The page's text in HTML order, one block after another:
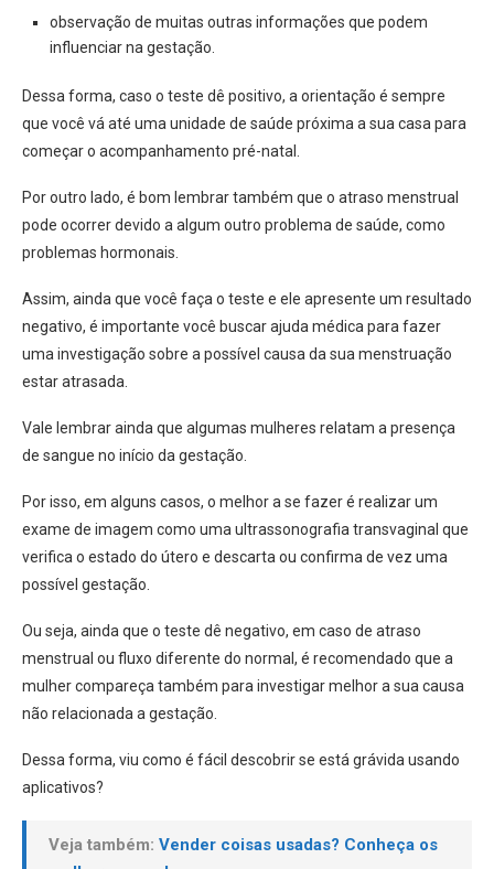
observação de muitas outras informações que podem
influenciar na gestação.
Dessa forma, caso o teste dê positivo, a orientação é sempre
que você vá até uma unidade de saúde próxima a sua casa para
começar o acompanhamento pré-natal.
Por outro lado, é bom lembrar também que o atraso menstrual
pode ocorrer devido a algum outro problema de saúde, como
problemas hormonais.
Assim, ainda que você faça o teste e ele apresente um resultado
negativo, é importante você buscar ajuda médica para fazer
uma investigação sobre a possível causa da sua menstruação
estar atrasada.
Vale lembrar ainda que algumas mulheres relatam a presença
de sangue no início da gestação.
Por isso, em alguns casos, o melhor a se fazer é realizar um
exame de imagem como uma ultrassonografia transvaginal que
verifica o estado do útero e descarta ou confirma de vez uma
possível gestação.
Ou seja, ainda que o teste dê negativo, em caso de atraso
menstrual ou fluxo diferente do normal, é recomendado que a
mulher compareça também para investigar melhor a sua causa
não relacionada a gestação.
Dessa forma, viu como é fácil descobrir se está grávida usando
aplicativos?
Veja também: Vender coisas usadas? Conheça os